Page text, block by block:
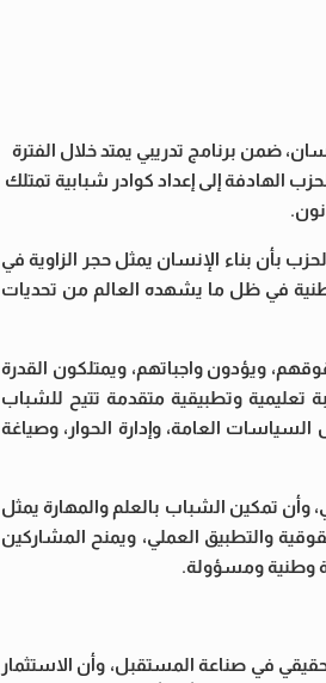
ضمن برنامج تدريبي يمتد خلال الفترة
الحزب الهادفة إلى إعداد كوادر شبابية تمتلك
بناء الإنسان يمثل حجر الزاوية في
وطنية في ظل ما يشهده العالم من تحديات
ويؤدون واجباتهم، ويمتلكون القدرة
تعليمية وتطبيقية متقدمة تتيح للشباب
العامة، وإدارة الحوار، وصياغة
وأن تمكين الشباب بالعلم والمهارة يمثل
والتطبيق العملي، ويمنح المشاركين
وطنية ومسؤولة.
في صناعة المستقبل، وأن الاستثمار